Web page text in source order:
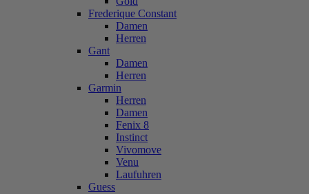
Frederique Constant
Damen
Herren
Gant
Damen
Herren
Garmin
Herren
Damen
Fenix 8
Instinct
Vivomove
Venu
Laufuhren
Guess